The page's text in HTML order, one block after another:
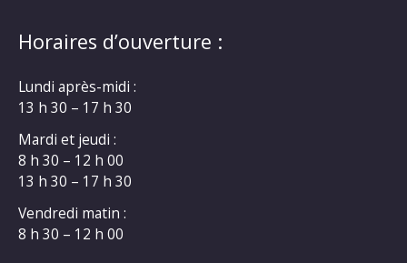
Horaires d’ouverture :
Lundi après-midi :
13 h 30 – 17 h 30
Mardi et jeudi :
8 h 30 – 12 h 00
13 h 30 – 17 h 30
Vendredi matin :
8 h 30 – 12 h 00